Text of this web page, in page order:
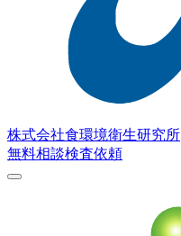
株式会社食環境衛生研究所
無料相談検査依頼